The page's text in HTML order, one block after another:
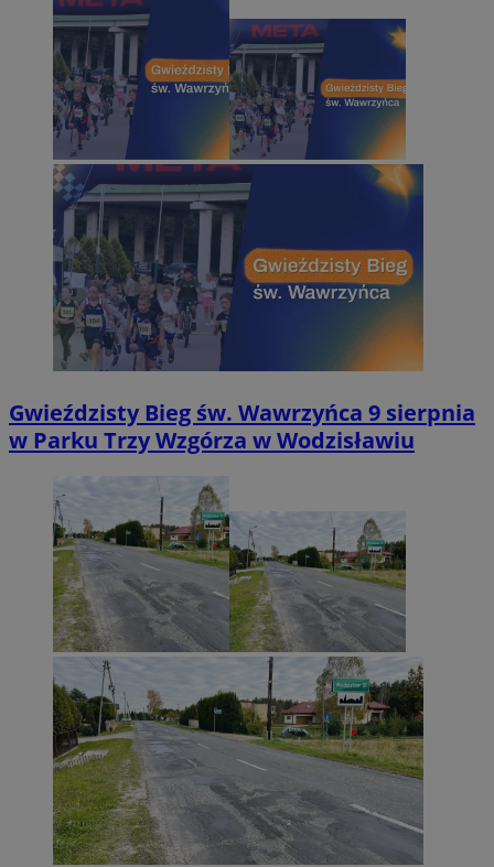
Gwieździsty Bieg św. Wawrzyńca 9 sierpnia
w Parku Trzy Wzgórza w Wodzisławiu